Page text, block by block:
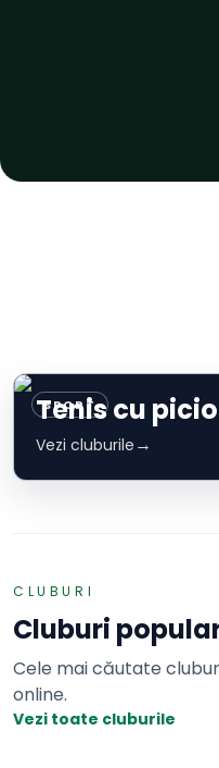
SPORT
Tenis cu
Vezi cluburile →
CLUBURI
Cluburi
Cele mai căutate
online.
Vezi toate cluburile